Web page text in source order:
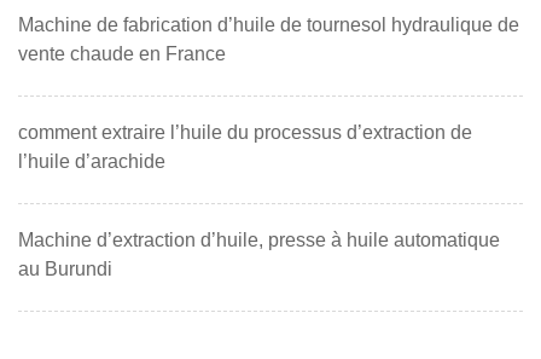
Machine de fabrication d’huile de tournesol hydraulique de
vente chaude en France
comment extraire l’huile du processus d’extraction de
l’huile d’arachide
Machine d’extraction d’huile, presse à huile automatique
au Burundi